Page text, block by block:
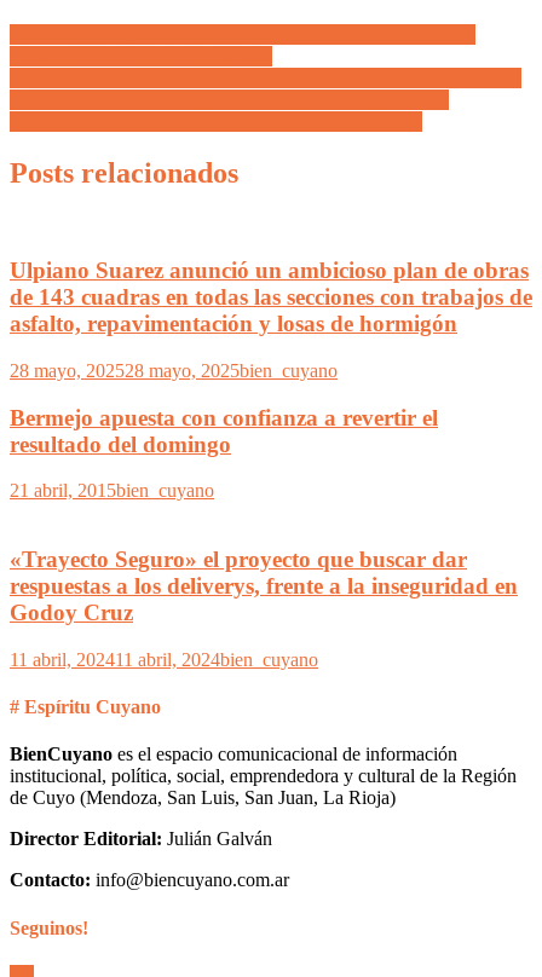
Posts relacionados
Ulpiano Suarez anunció un ambicioso plan de obras
de 143 cuadras en todas las secciones con trabajos de
asfalto, repavimentación y losas de hormigón
28 mayo, 202528 mayo, 2025bien_cuyano
Bermejo apuesta con confianza a revertir el
resultado del domingo
21 abril, 2015bien_cuyano
«Trayecto Seguro» el proyecto que buscar dar
respuestas a los deliverys, frente a la inseguridad en
Godoy Cruz
11 abril, 202411 abril, 2024bien_cuyano
# Espíritu Cuyano
BienCuyano es el espacio comunicacional de información
institucional, política, social, emprendedora y cultural de la Región
de Cuyo (Mendoza, San Luis, San Juan, La Rioja)
Director Editorial: Julián Galván
Contacto: info@biencuyano.com.ar
Seguinos!